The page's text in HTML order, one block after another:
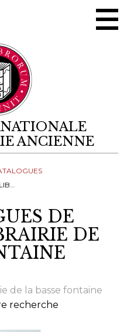
ANCIENNE
DE
DE
de la basse fontaine
recherche